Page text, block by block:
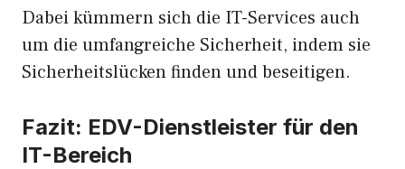
Dabei kümmern sich die IT-Services auch
um die umfangreiche Sicherheit, indem sie
Sicherheitslücken finden und beseitigen.
Fazit: EDV-Dienstleister für den
IT-Bereich